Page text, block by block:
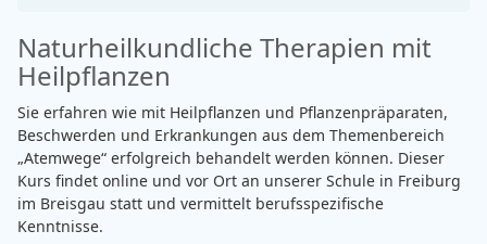
Naturheilkundliche Therapien mit
Heilpflanzen
Sie erfahren wie mit Heilpflanzen und Pflanzenpräparaten,
Beschwerden und Erkrankungen aus dem Themenbereich
„Atemwege“ erfolgreich behandelt werden können. Dieser
Kurs findet online und vor Ort an unserer Schule in Freiburg
im Breisgau statt und vermittelt berufsspezifische
Kenntnisse.